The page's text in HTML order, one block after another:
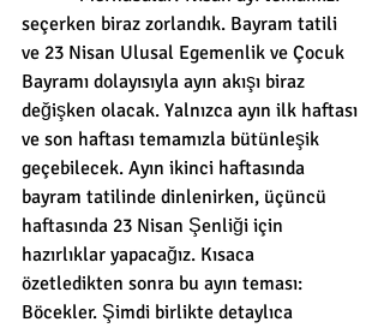
seçerken biraz zorlandık. Bayram tatili
ve 23 Nisan Ulusal Egemenlik ve Çocuk
Bayramı dolayısıyla ayın akışı biraz
değişken olacak. Yalnızca ayın ilk haftası
ve son haftası temamızla bütünleşik
geçebilecek. Ayın ikinci haftasında
bayram tatilinde dinlenirken, üçüncü
haftasında 23 Nisan Şenliği için
hazırlıklar yapacağız. Kısaca
özetledikten sonra bu ayın teması:
Böcekler. Şimdi birlikte detaylıca